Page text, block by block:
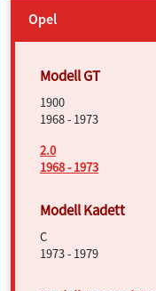
Opel
1900
1968 - 1973
2.0
1968 - 1973
C
1973 - 1979